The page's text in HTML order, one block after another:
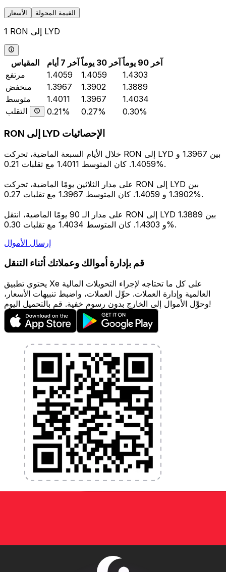
الأسعار القيمة المحولة
1 RON إلى LYD
المقياس آخر 7 أيام آخر 30 يوماً
آخر 90 يوماً
مرتفع
1.4059 1.4059
1.4303
منخفض
1.3967 1.3902
1.3889
متوسط
1.4011 1.3967
1.4034
التقلب
0.21% 0.27% 0.30%
RON إلى LYD الإحصائيات
خلال الأيام السبعة الماضية، تحركت RON إلى LYD بين 1.3967 و
1.4059. كان المتوسط 1.4011 مع تقلبات 0.21%.
على مدار الثلاثين يومًا الماضية، تحركت RON إلى LYD بين
1.3902 و 1.4059. كان المتوسط 1.3967 مع تقلبات 0.27%.
على مدار الـ 90 يومًا الماضية، انتقل RON إلى LYD بين 1.3889
و 1.4303. كان المتوسط 1.4034 مع تقلبات 0.30%.
إرسال الأموال
قم بإدارة أموالك وعملاتك أثناء التنقل
يحتوي تطبيق Xe على كل ما تحتاجه لإجراء التحويلات المالية
العالمية وإدارة العملات. حوِّل العملات، واضبط تنبيهات الأسعار،
وحوِّل الأموال إلى الخارج بدون رسوم خفية. قم بالتحميل اليوم!